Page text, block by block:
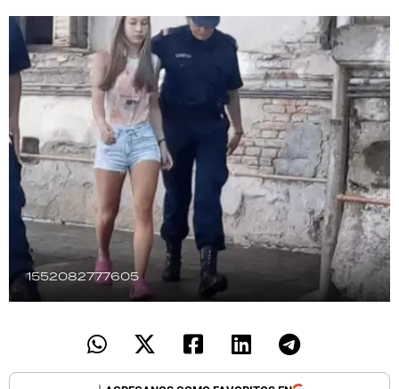
1552082777605
TECNOLOGÍA
RECETAS
PALABRAS
HORÓSCOPO
Seguinos